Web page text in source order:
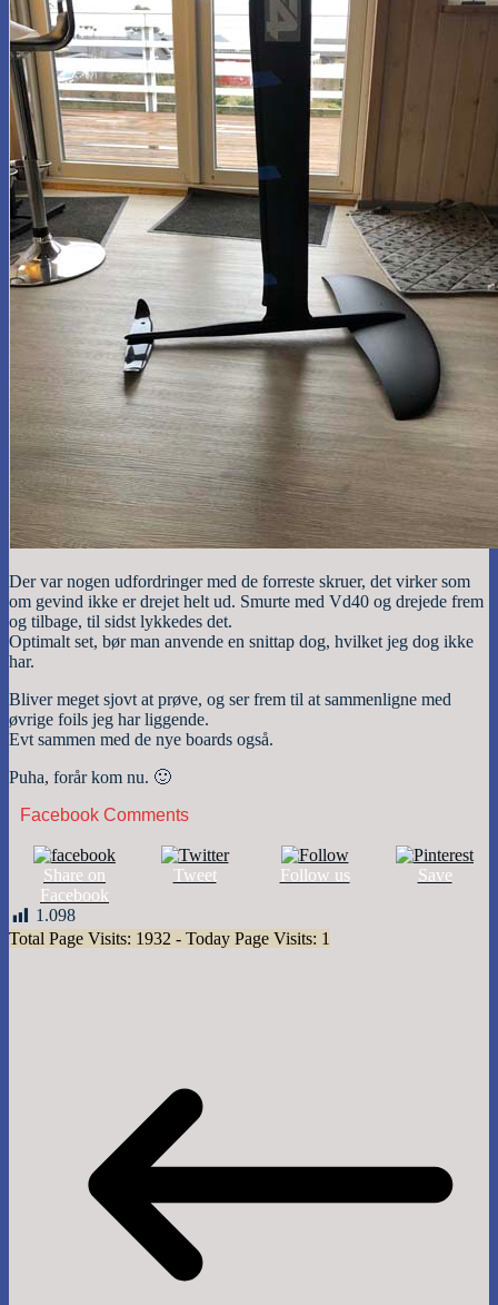
Der var nogen udfordringer med de forreste skruer, det virker som
om gevind ikke er drejet helt ud. Smurte med Vd40 og drejede frem
og tilbage, til sidst lykkedes det.
Optimalt set, bør man anvende en snittap dog, hvilket jeg dog ikke
har.
Bliver meget sjovt at prøve, og ser frem til at sammenligne med
øvrige foils jeg har liggende.
Evt sammen med de nye boards også.
Puha, forår kom nu. 🙂
Facebook Comments
Share on
Facebook
Tweet Follow us Save
1.098
Total Page Visits: 1932 - Today Page Visits: 1